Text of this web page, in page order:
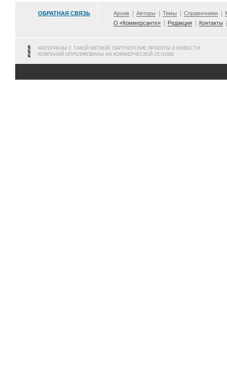
ОБРАТНАЯ СВЯЗЬ Архив Авторы Темы Справочники
О «Коммерсанте»
Редакция Контакты
МАТЕРИАЛЫ С ТАКОЙ МЕТКОЙ, ПАРТНЕРСКИЕ ПРОЕКТЫ И НОВОСТИ
КОМПАНИЙ ОПУБЛИКОВАНЫ НА КОММЕРЧЕСКОЙ ОСНОВЕ